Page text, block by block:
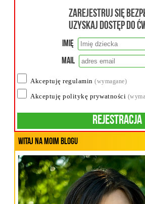
Zarejestruj się
uzyskaj dostęp do
Imię
Mail
Akceptuję regulamin(wymagane)
Akceptuję politykę prywatności
Rejestracja
Witaj na moim blogu